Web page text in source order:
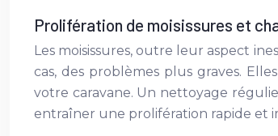
Prolifération de moisissures et
Les moisissures, outre leur aspect
cas, des problèmes plus graves.
votre caravane. Un nettoyage
entraîner une prolifération rapide et